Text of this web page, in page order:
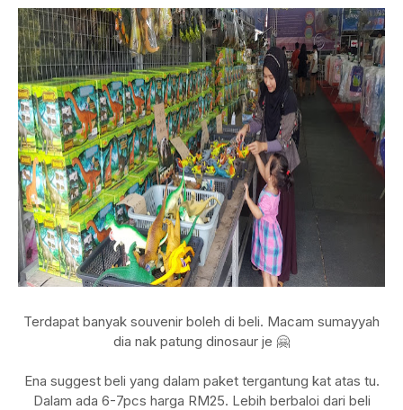
Terdapat banyak souvenir boleh di beli. Macam sumayyah
dia nak patung dinosaur je 🤗
Ena suggest beli yang dalam paket tergantung kat atas tu.
Dalam ada 6-7pcs harga RM25. Lebih berbaloi dari beli